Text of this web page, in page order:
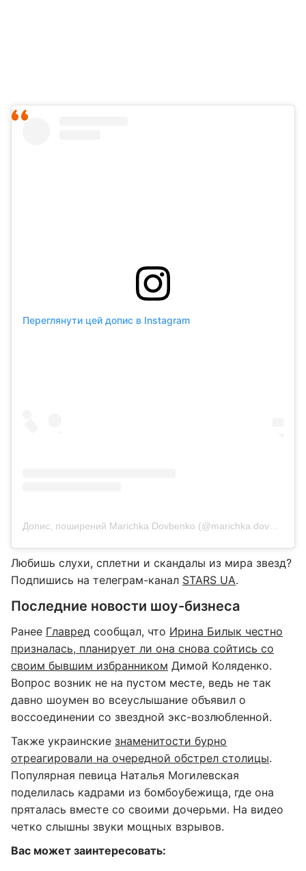
Переглянути цей допис в Instagram
Любишь слухи, сплетни и скандалы из мира звезд?
Подпишись на телеграм-канал STARS UA.
Последние новости шоу-бизнеса
Ранее Главред сообщал, что Ирина Билык честно
призналась, планирует ли она снова сойтись со
своим бывшим избранником Димой Коляденко.
Вопрос возник не на пустом месте, ведь не так
давно шоумен во всеуслышание объявил о
воссоединении со звездной экс-возлюбленной.
Также украинские знаменитости бурно
отреагировали на очередной обстрел столицы.
Популярная певица Наталья Могилевская
поделилась кадрами из бомбоубежища, где она
пряталась вместе со своими дочерьми. На видео
четко слышны звуки мощных взрывов.
Вас может заинтересовать: